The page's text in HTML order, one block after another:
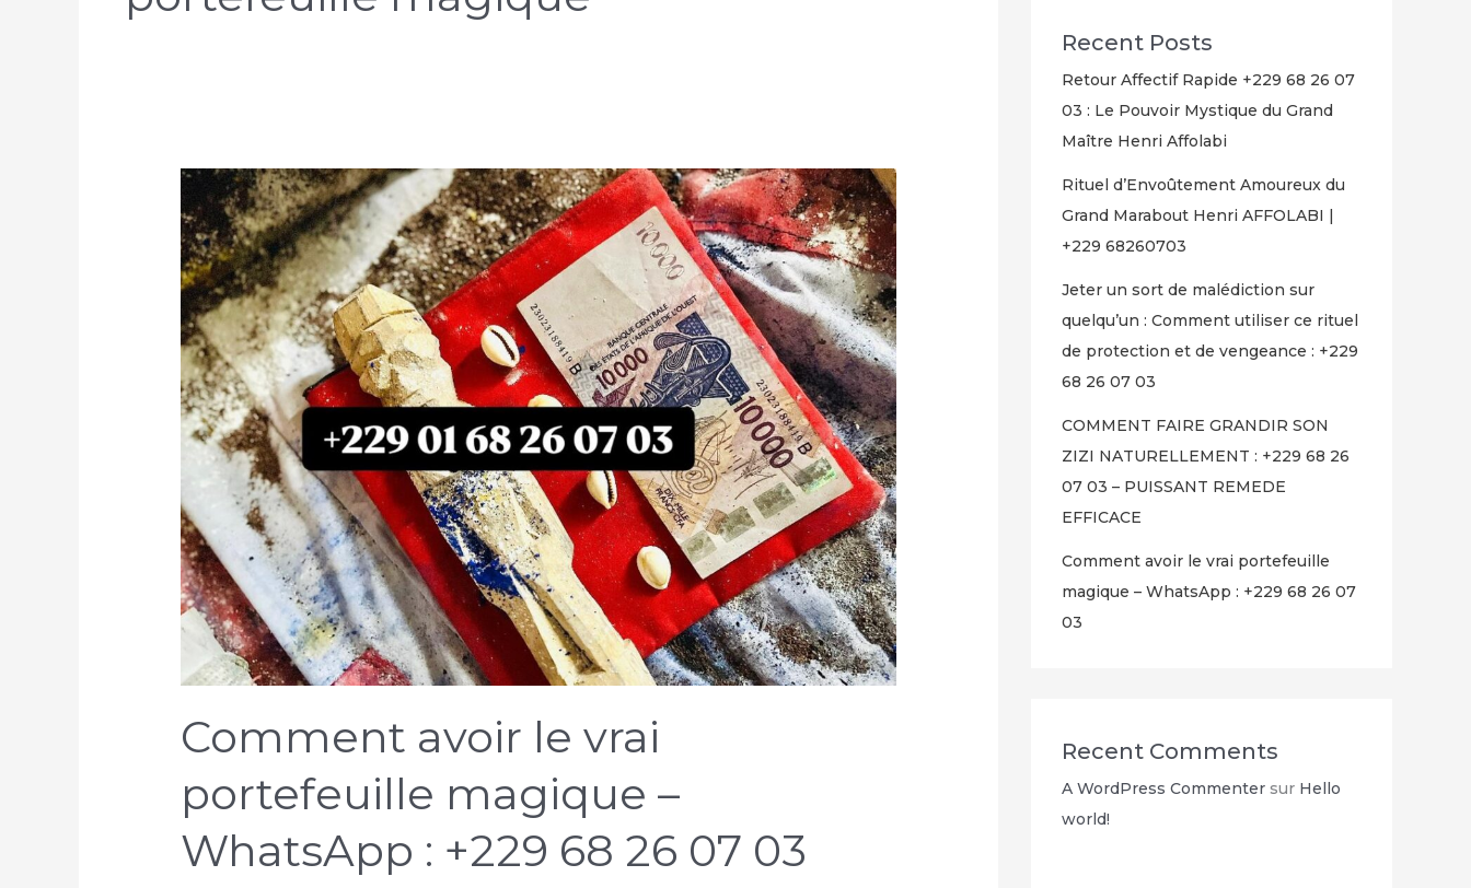
Comment avoir le vrai
portefeuille magique –
WhatsApp : +229 68 26 07 03
Recent Posts
Retour Affectif Rapide +229 68 26 07
03 : Le Pouvoir Mystique du Grand
Maître Henri Affolabi
Rituel d’Envoûtement Amoureux du
Grand Marabout Henri AFFOLABI |
+229 68260703
Jeter un sort de malédiction sur
quelqu’un : Comment utiliser ce rituel
de protection et de vengeance : +229
68 26 07 03
COMMENT FAIRE GRANDIR SON
ZIZI NATURELLEMENT : +229 68 26
07 03 – PUISSANT REMEDE
EFFICACE
Comment avoir le vrai portefeuille
magique – WhatsApp : +229 68 26 07
03
Recent Comments
A WordPress Commenter sur Hello
world!